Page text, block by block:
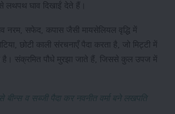
लथपथ घाव दिखाईं देते हैं।
नरम, सफेद, कपास जैसी मायसेलियल वृद्धि में
छोटी काली संरचनाएँ पैदा करता है, जो मिट्टी में
है। संक्रमित पौधे मुरझा जाते हैं, जिससे कुल उपज में
व सब्जी पैदा कर नवनीत वर्मा बने लखपति